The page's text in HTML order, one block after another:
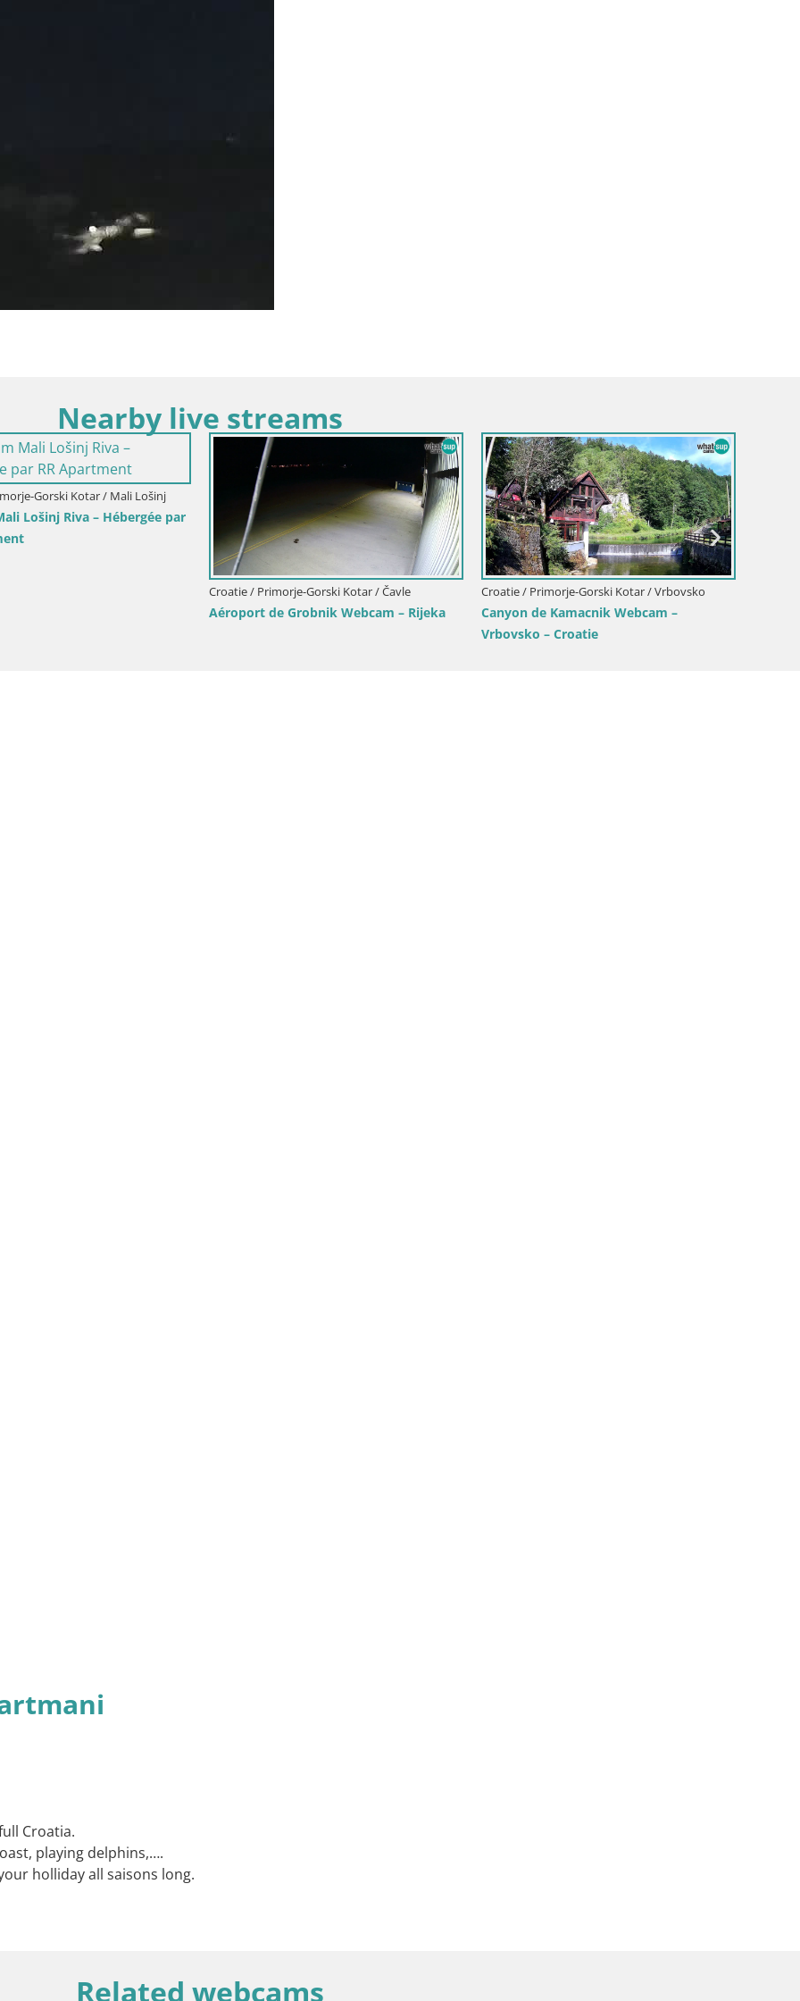
Nearby live streams
Croatie / Primorje-Gorski Kotar / Fužine
Webcam en direct Piste de luge de
Croatie / Primorje-Gorski Kotar / Opatija
Webcam Marina Volosko – Vue en direct
Croatie / Primorje-Gorski Kotar /
Webcam Opatija Slatina – Vue
Croatia.
playing delphins,….
holliday all saisons long.
Related webcams